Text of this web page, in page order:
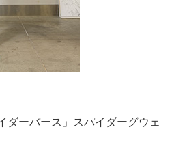
ダーバース」スパイダーグウェ